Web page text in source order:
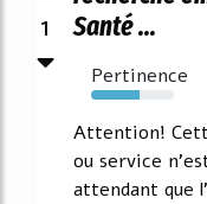
1
Santé ...
Pertinence
59%
Attention!
ou service
attendant que